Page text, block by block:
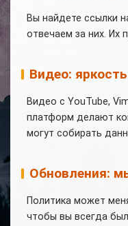
Вы найдете ссылки
отвечаем за них. Их
Видео:
Видео с YouTube,
платформ делают
могут собирать
Обновления:
Политика может
чтобы вы всегда